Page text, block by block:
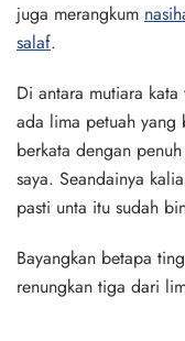
juga merangkum
salaf.
Di antara mutiara
ada lima petuah yang
berkata dengan
saya. Seandainya
pasti unta itu sudah
Bayangkan betapa
renungkan tiga dari